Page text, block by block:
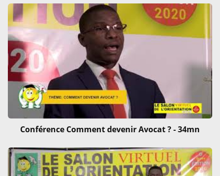
Conférence Comment devenir Avocat ? - 34mn